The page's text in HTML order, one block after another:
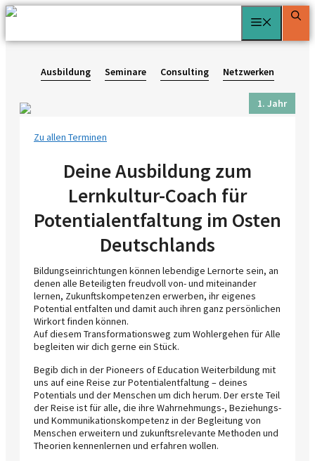
Zum
Menü
Ausbildung Seminare Consulting Netzwerken
1. Jahr
Zu allen Terminen
Deine Ausbildung zum
Lernkultur-Coach für
Potentialentfaltung im Osten
Deutschlands
Bildungseinrichtungen können lebendige Lernorte sein, an
denen alle Beteiligten freudvoll von- und miteinander
lernen, Zukunftskompetenzen erwerben, ihr eigenes
Potential entfalten und damit auch ihren ganz persönlichen
Wirkort finden können.
Auf diesem Transformationsweg zum Wohlergehen für Alle
begleiten wir dich gerne ein Stück.
Begib dich in der Pioneers of Education Weiterbildung mit
uns auf eine Reise zur Potentialentfaltung – deines
Potentials und der Menschen um dich herum. Der erste Teil
der Reise ist für alle, die ihre Wahrnehmungs-, Beziehungs-
und Kommunikationskompetenz in der Begleitung von
Menschen erweitern und zukunftsrelevante Methoden und
Theorien kennenlernen und erfahren wollen.